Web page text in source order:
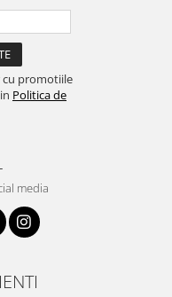
cu promotiile
Politica de
media